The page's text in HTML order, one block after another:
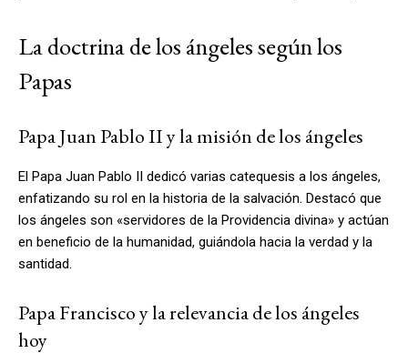
La doctrina de los ángeles según los
Papas
Papa Juan Pablo II y la misión de los ángeles
El Papa Juan Pablo II dedicó varias catequesis a los ángeles,
enfatizando su rol en la historia de la salvación. Destacó que
los ángeles son «servidores de la Providencia divina» y actúan
en beneficio de la humanidad, guiándola hacia la verdad y la
santidad.
Papa Francisco y la relevancia de los ángeles
hoy